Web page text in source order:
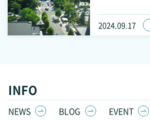
2024.09.17
INFO
NEWS BLOG EVENT